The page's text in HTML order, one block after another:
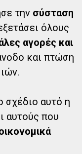
την σύσταση
όλους
αγορές και
και πτώση
σχέδιο αυτό η
αυτούς που